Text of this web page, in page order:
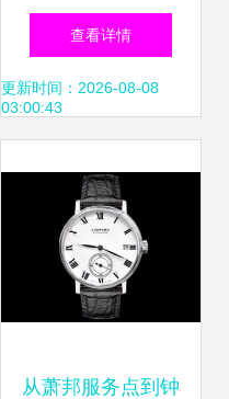
的艺术与商业之美
——专业淘宝钟表
要
查看详情
更新时间：2026-08-08
03:00:43
从萧邦服务点到钟